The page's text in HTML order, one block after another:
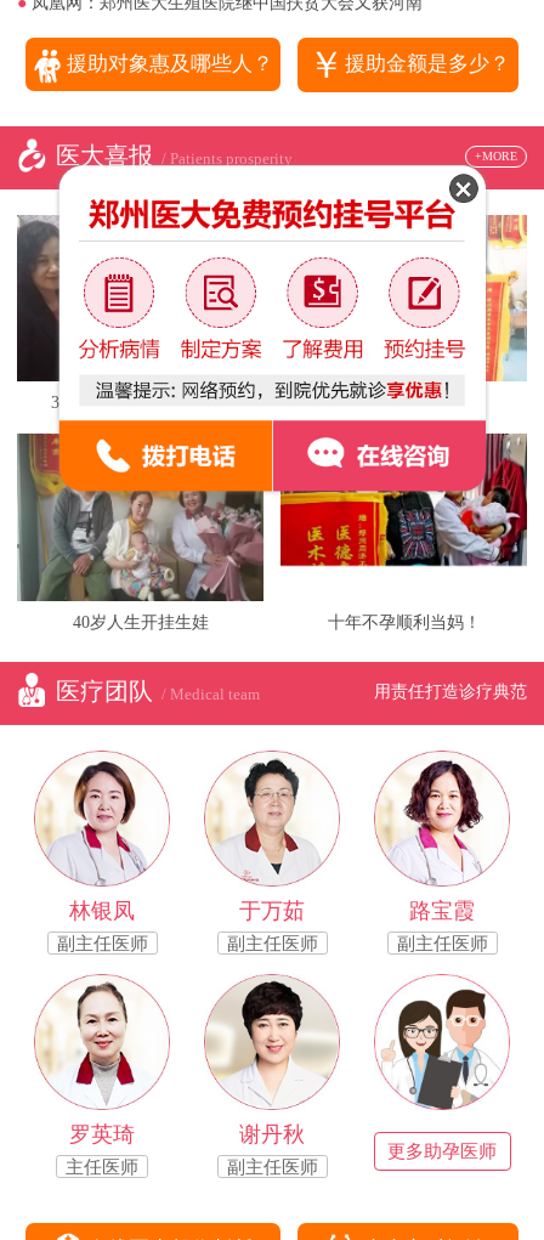
援助对象惠及哪些人？ ￥ 援助金额是多少？
医大喜报 / Patients prosperity +MORE
3次试管失败喜获龙凤胎 月经不调喜获爱子
40岁人生开挂生娃 十年不孕顺利当妈！
医疗团队 / Medical team 用责任打造诊疗典范
林银凤
副主任医师
于万茹
副主任医师
路宝霞
副主任医师
罗英琦
主任医师
谢丹秋
副主任医师
更多助孕医师